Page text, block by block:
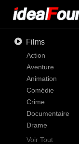
Films
Action
Aventure
Animation
Comédie
Crime
Documentaire
Drame
Familial
Voir Tout